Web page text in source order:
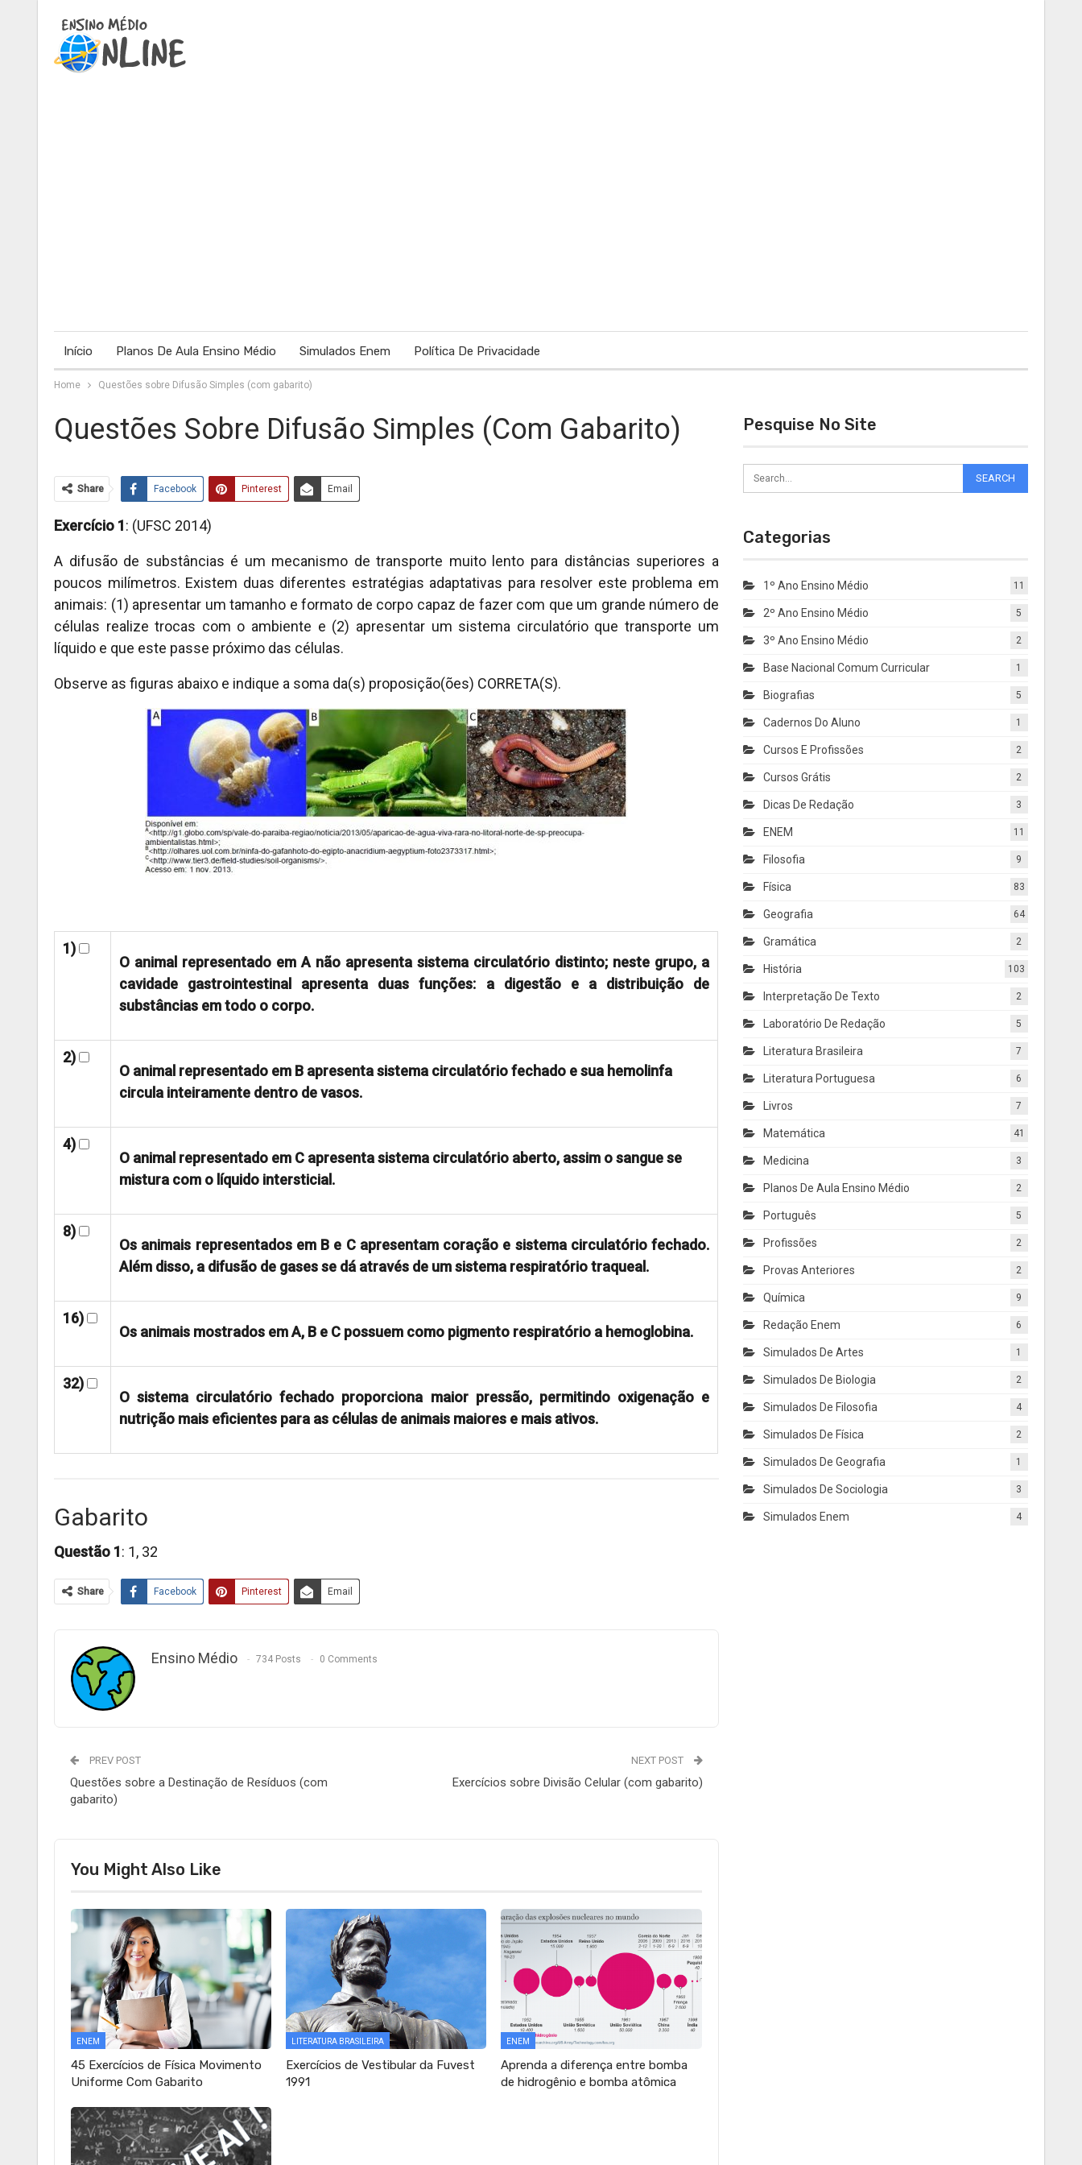
Início Planos De Aula Ensino Médio Simulados Enem Política De Privacidade
Home Questões sobre Difusão Simples (com gabarito)
Questões Sobre Difusão Simples (com Gabarito)
Share Facebook Pinterest Email
Exercício 1: (UFSC 2014)
A difusão de substâncias é um mecanismo de transporte muito lento para distâncias superiores a
poucos milímetros. Existem duas diferentes estratégias adaptativas para resolver este problema em
animais: (1) apresentar um tamanho e formato de corpo capaz de fazer com que um grande número de
células realize trocas com o ambiente e (2) apresentar um sistema circulatório que transporte um
líquido e que este passe próximo das células.
Observe as figuras abaixo e indique a soma da(s) proposição(ões) CORRETA(S).
1)
O animal representado em A não apresenta sistema circulatório distinto; neste grupo, a
cavidade gastrointestinal apresenta duas funções: a digestão e a distribuição de
substâncias em todo o corpo.
2)
O animal representado em B apresenta sistema circulatório fechado e sua hemolinfa
circula inteiramente dentro de vasos.
4)
O animal representado em C apresenta sistema circulatório aberto, assim o sangue se
mistura com o líquido intersticial.
8)
Os animais representados em B e C apresentam coração e sistema circulatório fechado.
Além disso, a difusão de gases se dá através de um sistema respiratório traqueal.
16)
Os animais mostrados em A, B e C possuem como pigmento respiratório a hemoglobina.
32)
O sistema circulatório fechado proporciona maior pressão, permitindo oxigenação e
nutrição mais eficientes para as células de animais maiores e mais ativos.
Gabarito
Questão 1: 1, 32
Share Facebook Pinterest Email
Ensino Médio 734 Posts 0 Comments
PREV POST
Questões sobre a Destinação de Resíduos (com
gabarito)
NEXT POST
Exercícios sobre Divisão Celular (com gabarito)
You Might Also Like
ENEM
45 Exercícios de Física Movimento
Uniforme Com Gabarito
LITERATURA BRASILEIRA
Exercícios de Vestibular da Fuvest
1991
ENEM
Aprenda a diferença entre bomba
de hidrogênio e bomba atômica
Pesquise No Site
Categorias
1º Ano Ensino Médio 11
2º Ano Ensino Médio 5
3º Ano Ensino Médio 2
Base Nacional Comum Curricular 1
Biografias 5
Cadernos Do Aluno 1
Cursos E Profissões 2
Cursos Grátis 2
Dicas De Redação 3
ENEM 11
Filosofia 9
Física 83
Geografia 64
Gramática 2
História 103
Interpretação De Texto 2
Laboratório De Redação 5
Literatura Brasileira 7
Literatura Portuguesa 6
Livros 7
Matemática 41
Medicina 3
Planos De Aula Ensino Médio 2
Português 5
Profissões 2
Provas Anteriores 2
Química 9
Redação Enem 6
Simulados De Artes 1
Simulados De Biologia 2
Simulados De Filosofia 4
Simulados De Física 2
Simulados De Geografia 1
Simulados De Sociologia 3
Simulados Enem 4